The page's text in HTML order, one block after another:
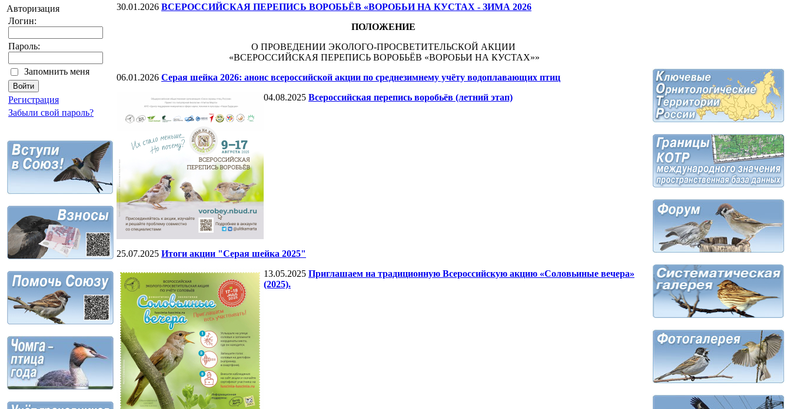
Авторизация
Логин:
Пароль:
Запомнить меня
Регистрация
Забыли свой пароль?
30.01.2026 ВСЕРОССИЙСКАЯ ПЕРЕПИСЬ ВОРОБЬЁВ «ВОРОБЬИ НА КУСТАХ - ЗИМА 2026
ПОЛОЖЕНИЕ
О ПРОВЕДЕНИИ ЭКОЛОГО-ПРОСВЕТИТЕЛЬСКОЙ АКЦИИ
«ВСЕРОССИЙСКАЯ ПЕРЕПИСЬ ВОРОБЬЁВ «ВОРОБЬИ НА КУСТАХ»»
06.01.2026 Серая шейка 2026: анонс всероссийской акции по среднезимнему учёту водоплавающих птиц
04.08.2025 Всероссийская перепись воробьёв (летний этап)
25.07.2025 Итоги акции "Серая шейка 2025"
13.05.2025 Приглашаем на традиционную Всероссийскую акцию «Соловьиные вечера»
(2025).